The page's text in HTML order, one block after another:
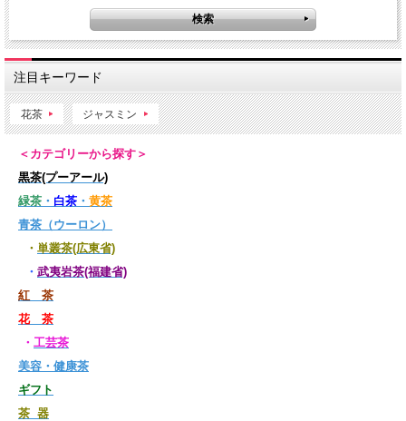
注目キーワード
花茶 ジャスミン
＜カテゴリーから探す＞
黒茶(プーアール)
緑茶 ・ 白茶 ・ 黄茶
青茶（ウーロン）
・ 単叢茶(広東省)
・ 武夷岩茶(福建省)
紅 茶
花 茶
・ 工芸茶
美容・健康茶
ギフト
茶 器